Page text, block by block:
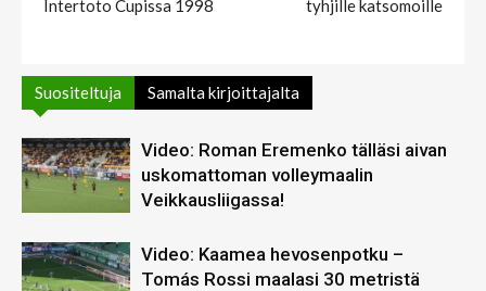
Intertoto Cupissa 1998
tyhjille katsomoille
Suositeltuja Samalta kirjoittajalta
Video: Roman Eremenko tälläsi aivan
uskomattoman volleymaalin
Veikkausliigassa!
Video: Kaamea hevosenpotku –
Tomás Rossi maalasi 30 metristä